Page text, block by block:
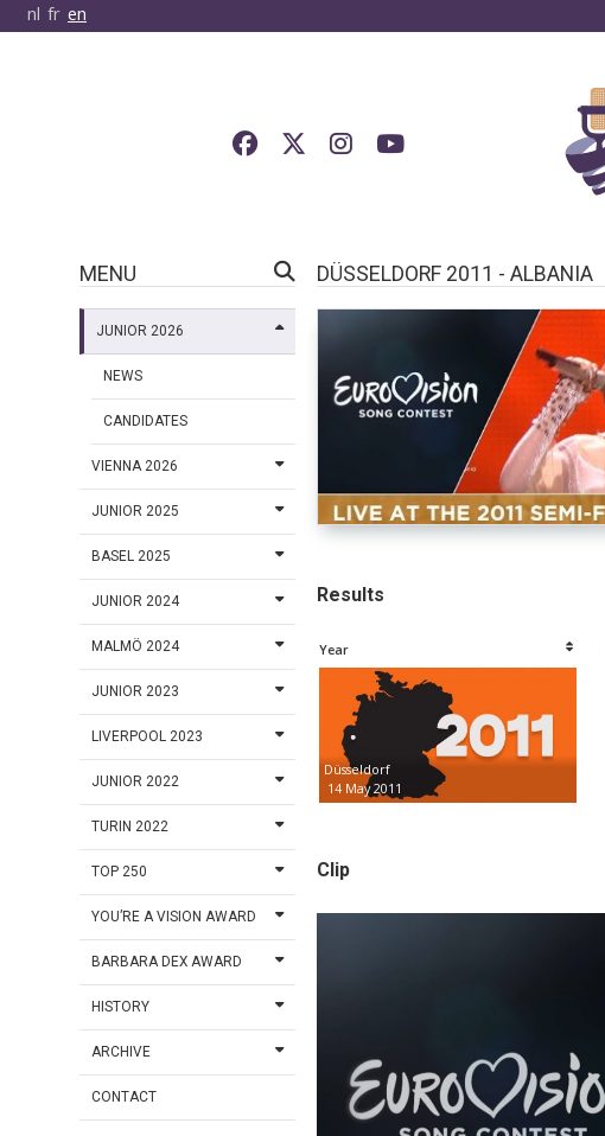
nl fr en
MENU
JUNIOR 2026
NEWS
CANDIDATES
VIENNA 2026
JUNIOR 2025
BASEL 2025
JUNIOR 2024
MALMÖ 2024
JUNIOR 2023
LIVERPOOL 2023
JUNIOR 2022
TURIN 2022
TOP 250
YOU’RE A VISION AWARD
BARBARA DEX AWARD
HISTORY
ARCHIVE
CONTACT
DÜSSELDORF 2011 - ALBANIA
Results
Year
Düsseldorf
14 May 2011
Clip